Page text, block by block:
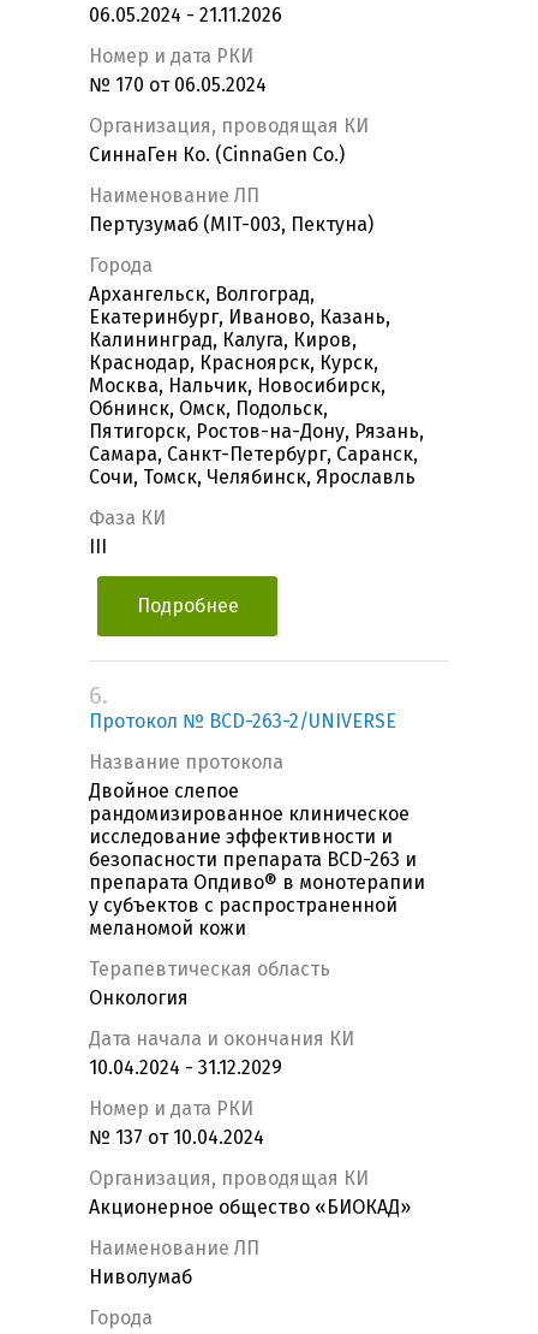
06.05.2024 - 21.11.2026
Номер и дата РКИ
№ 170 от 06.05.2024
Организация, проводящая КИ
СиннаГен Ко. (CinnaGen Co.)
Наименование ЛП
Пертузумаб (MIT-003, Пектуна)
Города
Архангельск, Волгоград,
Екатеринбург, Иваново, Казань,
Калининград, Калуга, Киров,
Краснодар, Красноярск, Курск,
Москва, Нальчик, Новосибирск,
Обнинск, Омск, Подольск,
Пятигорск, Ростов-на-Дону, Рязань,
Самара, Санкт-Петербург, Саранск,
Сочи, Томск, Челябинск, Ярославль
Фаза КИ
Подробнее
6.
Протокол № BCD-263-2/UNIVERSE
Название протокола
Двойное слепое
рандомизированное клиническое
исследование эффективности и
безопасности препарата BCD-263 и
препарата Опдиво® в монотерапии
у субъектов с распространенной
меланомой кожи
Терапевтическая область
Онкология
Дата начала и окончания КИ
10.04.2024 - 31.12.2029
Номер и дата РКИ
№ 137 от 10.04.2024
Организация, проводящая КИ
Акционерное общество «БИОКАД»
Наименование ЛП
Ниволумаб
Города